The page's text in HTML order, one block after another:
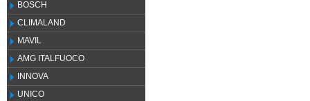
BOSCH
CLIMALAND
MAVIL
AMG ITALFUOCO
INNOVA
UNICO